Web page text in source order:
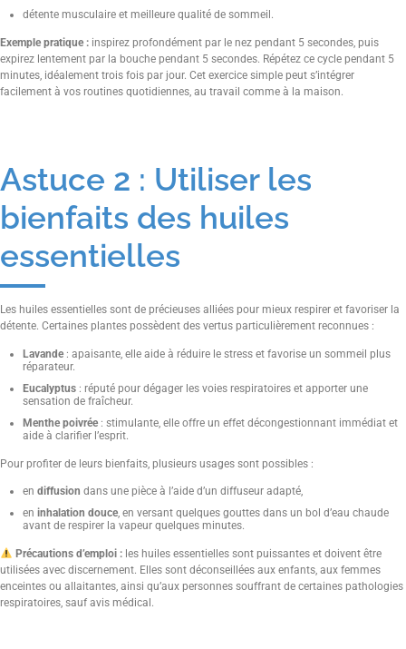
détente musculaire et meilleure qualité de sommeil.
Exemple pratique : inspirez profondément par le nez pendant 5 secondes, puis
expirez lentement par la bouche pendant 5 secondes. Répétez ce cycle pendant 5
minutes, idéalement trois fois par jour. Cet exercice simple peut s’intégrer
facilement à vos routines quotidiennes, au travail comme à la maison.
Astuce 2 : Utiliser les
bienfaits des huiles
essentielles
Les huiles essentielles sont de précieuses alliées pour mieux respirer et favoriser la
détente. Certaines plantes possèdent des vertus particulièrement reconnues :
Lavande : apaisante, elle aide à réduire le stress et favorise un sommeil plus
réparateur.
Eucalyptus : réputé pour dégager les voies respiratoires et apporter une
sensation de fraîcheur.
Menthe poivrée : stimulante, elle offre un effet décongestionnant immédiat et
aide à clarifier l’esprit.
Pour profiter de leurs bienfaits, plusieurs usages sont possibles :
en diffusion dans une pièce à l’aide d’un diffuseur adapté,
en inhalation douce, en versant quelques gouttes dans un bol d’eau chaude
avant de respirer la vapeur quelques minutes.
Précautions d’emploi :les huiles essentielles sont puissantes et doivent être
utilisées avec discernement. Elles sont déconseillées aux enfants, aux femmes
enceintes ou allaitantes, ainsi qu’aux personnes souffrant de certaines pathologies
respiratoires, sauf avis médical.